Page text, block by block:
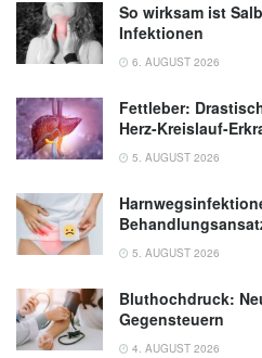
So wirksam ist
Infektionen
6. AUGUST 2026
Fettleber:
Herz-Kreislauf-
5. AUGUST 2026
5. AUGUST 2026
Bluthochdruck:
Gegensteuern
4. AUGUST 2026